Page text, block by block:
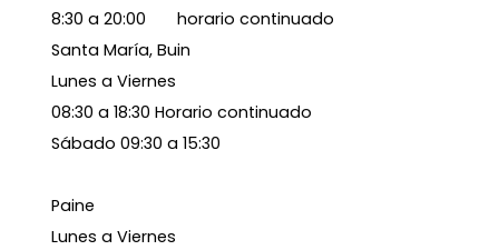
8:30 a 20:00 horario continuado
Santa María, Buin
Lunes a Viernes
08:30 a 18:30 Horario continuado
Sábado 09:30 a 15:30
Paine
Lunes a Viernes